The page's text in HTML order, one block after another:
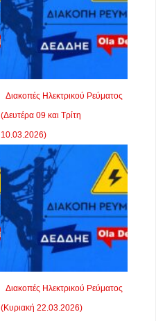
Διακοπές Ηλεκτρικού Ρεύματος
(Δευτέρα 09 και Τρίτη
10.03.2026)
Διακοπές Ηλεκτρικού Ρεύματος
(Κυριακή 22.03.2026)